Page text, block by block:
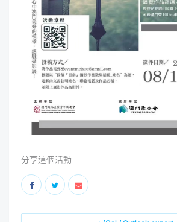
分享這個活動